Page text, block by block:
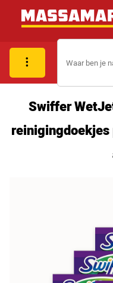
Swiffer
reinigingdoekjes